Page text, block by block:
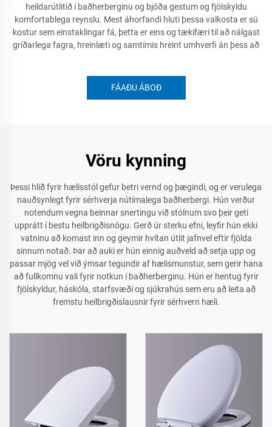
heildarútlitið í baðherberginu og bjóða gestum og fjölskyldu
komfortablega reynslu. Mest áhorfandi hluti þessa valkosta er sú
kostur sem einstaklingar fá, þetta er eins og tækifæri til að nálgast
gríðarlega fagra, hreinlæti og samtímis hreint umhverfi án þess að
FÁAÐU ÁBOÐ
Vöru kynning
Þessi hlið fyrir hælisstól gefur betri vernd og þægindi, og er verulega
nauðsynlegt fyrir sérhverja nútímalega baðherbergi. Hún verður
notendum vegna beinnar snertingu við stólnum svo þeir geti
upprátt í bestu heilbrigðisnógu. Gerð úr sterku efni, leyfir hún ekki
vatninu að komast inn og geymir hvítan útlit jafnvel eftir fjölda
sinnum notað. Þar að auki er hún einnig auðveld að setja upp og
passar mjög vel við ýmsar tegundir af hælismunstur, sem gerir hana
að fullkomnu vali fyrir notkun í baðherberginu. Hún er hentug fyrir
fjölskyldur, háskóla, starfsvæði og sjúkrahús sem eru að leita að
fremstu heilbrigðislausnir fyrir sérhvern hæli.